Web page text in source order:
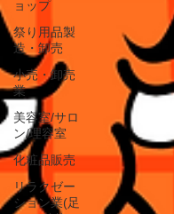
ョップ
祭り用品製
造・卸売
小売・卸売
業
美容室/サロ
ン/理容室
化粧品販売
リラクゼー
ション業(足